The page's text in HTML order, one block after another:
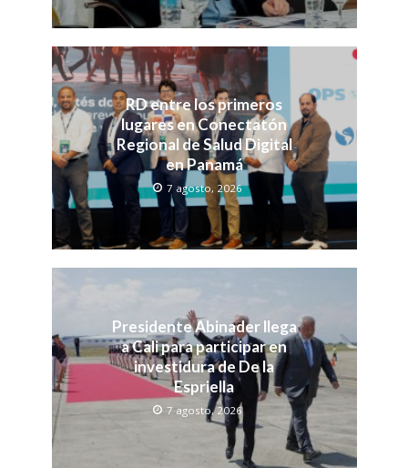
RD entre los primeros
lugares en Conectatón
Regional de Salud Digital
en Panamá
7 agosto, 2026
Presidente Abinader llega
a Cali para participar en
investidura de De la
Espriella
7 agosto, 2026